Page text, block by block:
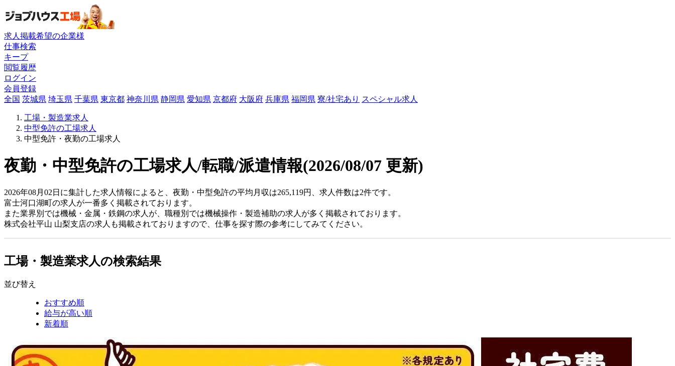
求人掲載希望の企業様
仕事検索
キープ
閲覧履歴
ログイン
会員登録
全国 茨城県 埼玉県 千葉県 東京都 神奈川県 静岡県 愛知県 京都府 大阪府 兵庫県 福岡県 寮/社宅あり スペシャル求人
工場・製造業求人
中型免許の工場求人
中型免許・夜勤の工場求人
夜勤・中型免許の工場求人/転職/派遣情報(2026/08/07 更新)
2026年08月02日に集計した求人情報によると、夜勤・中型免許の平均月収は265,119円、求人件数は2件です。
富士河口湖町の求人が一番多く掲載されております。
また業界別では機械・金属・鉄鋼の求人が、職種別では機械操作・製造補助の求人が多く掲載されております。
株式会社平山 山梨支店の求人も掲載されておりますので、仕事を探す際の参考にしてみてください。
工場・製造業求人の検索結果
並び替え
おすすめ順
給与が高い順
新着順